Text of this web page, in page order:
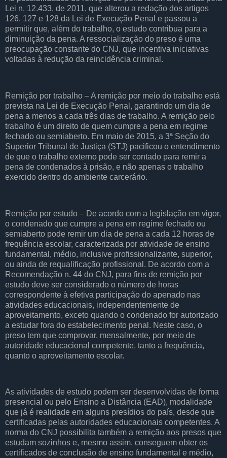
Lei n. 12.433, de 2011, que alterou a redação dos artigos
126, 127 e 128 da Lei de Execução Penal e passou a
permitir que, além do trabalho, o estudo contribua para a
diminuição da pena. A ressocialização do preso é uma
preocupação constante do CNJ, que incentiva iniciativas
voltadas à redução da reincidência criminal.
Remição por trabalho – A remição por meio do trabalho está
prevista na Lei de Execução Penal, garantindo um dia de
pena a menos a cada três dias de trabalho. A remição pelo
trabalho é um direito de quem cumpre a pena em regime
fechado ou semiaberto. Em maio de 2015, a 3ª Seção do
Superior Tribunal de Justiça (STJ) pacificou o entendimento
de que o trabalho externo pode ser contado para remir a
pena de condenados à prisão, e não apenas o trabalho
exercido dentro do ambiente carcerário.
Remição por estudo – De acordo com a legislação em vigor,
o condenado que cumpre a pena em regime fechado ou
semiaberto pode remir um dia de pena a cada 12 horas de
frequência escolar, caracterizada por atividade de ensino
fundamental, médio, inclusive profissionalizante, superior,
ou ainda de requalificação profissional. De acordo com a
Recomendação n. 44 do CNJ, para fins de remição por
estudo deve ser considerado o número de horas
correspondente à efetiva participação do apenado nas
atividades educacionais, independentemente de
aproveitamento, exceto quando o condenado for autorizado
a estudar fora do estabelecimento penal. Neste caso, o
preso tem que comprovar, mensalmente, por meio de
autoridade educacional competente, tanto a frequência,
quanto o aproveitamento escolar.
As atividades de estudo podem ser desenvolvidas de forma
presencial ou pelo Ensino a Distância (EAD), modalidade
que já é realidade em alguns presídios do país, desde que
certificadas pelas autoridades educacionais competentes. A
norma do CNJ possibilita também a remição aos presos que
estudam sozinhos e, mesmo assim, conseguem obter os
certificados de conclusão de ensino fundamental e médio,